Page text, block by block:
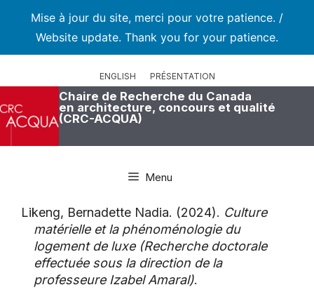
Mise à jour du site, merci pour votre patience. /
Website update. Thank you for your patience.
ENGLISH PRÉSENTATION
Chaire de Recherche du Canada
en architecture, concours et qualité
(CRC-ACQUA)
Menu
Likeng, Bernadette Nadia. (2024). Culture
matérielle et la phénoménologie du
logement de luxe (Recherche doctorale
effectuée sous la direction de la
professeure Izabel Amaral).